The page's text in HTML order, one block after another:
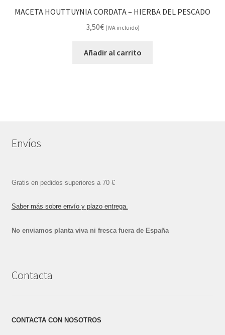
MACETA HOUTTUYNIA CORDATA – HIERBA DEL PESCADO
3,50€ (IVA incluido)
Añadir al carrito
Envíos
Gratis en pedidos superiores a 70 €
Saber más sobre envío y plazo entrega.
No enviamos planta viva ni fresca fuera de España
Contacta
CONTACTA CON NOSOTROS